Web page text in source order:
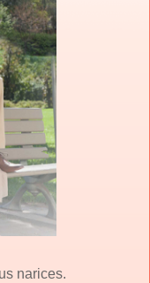
narices.